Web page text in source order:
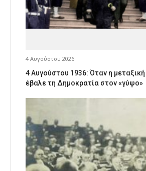
4 Αυγούστου 2026
4 Αυγούστου 1936: Όταν η
έβαλε τη Δημοκρατία στον «γύψο»